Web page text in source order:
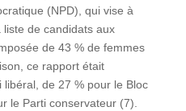
(NPD), qui vise à
de candidats aux
de 43 % de femmes
ce rapport était
libéral, de 27 % pour le Bloc
le Parti conservateur (7).